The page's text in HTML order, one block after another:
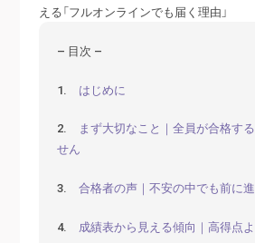
える「フルオンラインでも届く理由」
– 目次 –
1. はじめに
2.
まず大切なこと｜全員が合格す
せん
3. 合格者の声｜不安の中でも前に
4. 成績表から見える傾向｜高得点よ